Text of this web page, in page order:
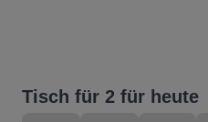
Tisch für 2 für heute